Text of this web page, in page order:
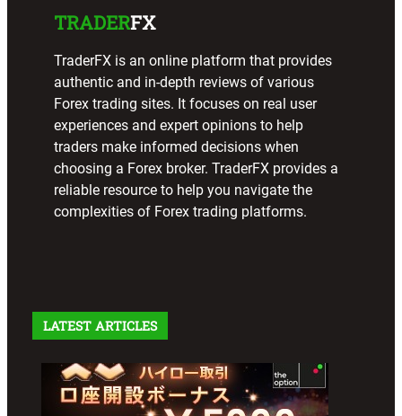
TRADERFX
TraderFX is an online platform that provides
authentic and in-depth reviews of various
Forex trading sites. It focuses on real user
experiences and expert opinions to help
traders make informed decisions when
choosing a Forex broker. TraderFX provides a
reliable resource to help you navigate the
complexities of Forex trading platforms.
LATEST ARTICLES